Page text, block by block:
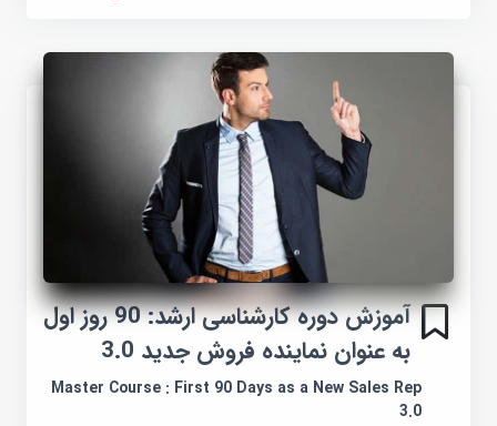
آموزش دوره کارشناسی ارشد: 90 روز اول
به عنوان نماینده فروش جدید 3.0
Master Course : First 90 Days as a New Sales Rep
3.0